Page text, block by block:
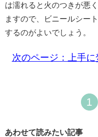
は濡れると火のつきが悪
ますので、ビニールシー
するのがよいでしょう。
次のページ：上手
1
あわせて読みたい記事